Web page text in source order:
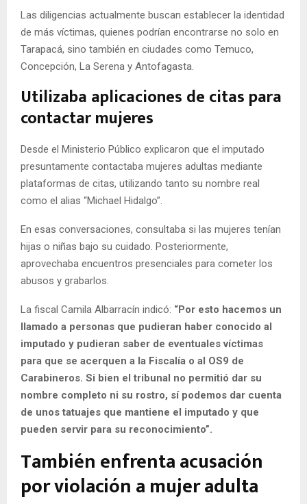
Las diligencias actualmente buscan establecer la identidad
de más víctimas, quienes podrían encontrarse no solo en
Tarapacá, sino también en ciudades como Temuco,
Concepción, La Serena y Antofagasta.
Utilizaba aplicaciones de citas para
contactar mujeres
Desde el Ministerio Público explicaron que el imputado
presuntamente contactaba mujeres adultas mediante
plataformas de citas, utilizando tanto su nombre real
como el alias “Michael Hidalgo”.
En esas conversaciones, consultaba si las mujeres tenían
hijas o niñas bajo su cuidado. Posteriormente,
aprovechaba encuentros presenciales para cometer los
abusos y grabarlos.
La fiscal Camila Albarracín indicó: “Por esto hacemos un
llamado a personas que pudieran haber conocido al
imputado y pudieran saber de eventuales víctimas
para que se acerquen a la Fiscalía o al OS9 de
Carabineros. Si bien el tribunal no permitió dar su
nombre completo ni su rostro, sí podemos dar cuenta
de unos tatuajes que mantiene el imputado y que
pueden servir para su reconocimiento”.
También enfrenta acusación
por violación a mujer adulta